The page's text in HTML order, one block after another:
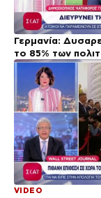
Γερμανία:
το 85% των
VIDEO